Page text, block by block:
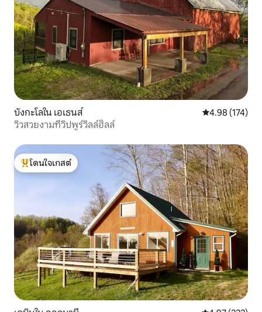
บังกะโลใน เอเธนส์ คะแนนเฉลี่ย
4.98 (174)
วิวสวยงามที่วิปพูร์วิลล์ฮิลล์
โดนใจเกสต์ที่สุด
โดนใจเกสต์